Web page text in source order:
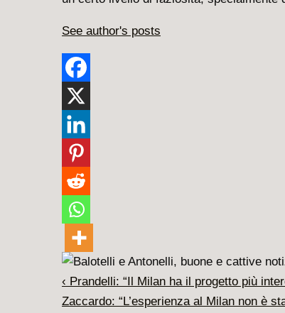
See author's posts
Navigazione
articoli
L'articolo
precedente
‹ Prandelli: “Il Milan ha il progetto più
Il
Zaccardo: “L’esperienza al Milan non è